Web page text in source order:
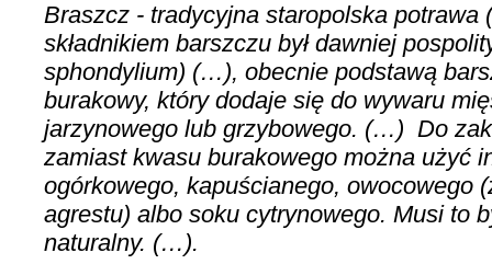
Braszcz - tradycyjna staropolska
składnikiem barszczu był dawniej
sphondylium) (…), obecnie podstawą
burakowy, który dodaje się do wywaru
jarzynowego lub grzybowego. (…) Do
zamiast kwasu burakowego można użyć
ogórkowego, kapuścianego, owocowego
agrestu) albo soku cytrynowego. Musi to
naturalny. (…).